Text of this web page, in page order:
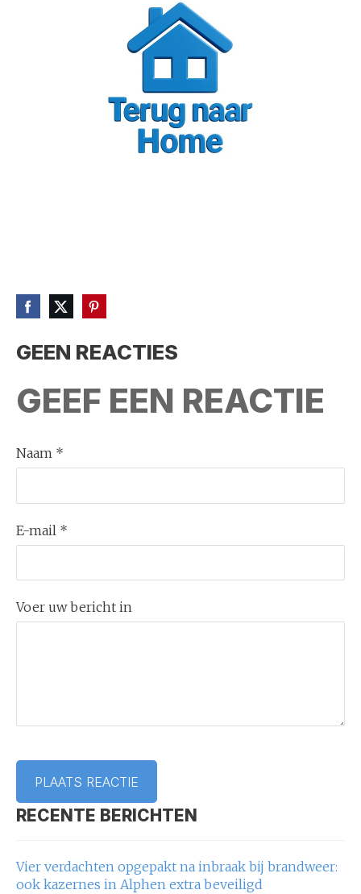
RECENTE BERICHTEN
Vier verdachten opgepakt na inbraak bij brandweer:
ook kazernes in Alphen extra beveiligd
GEEN REACTIES
GEEF EEN REACTIE
Naam *
E-mail *
Voer uw bericht in